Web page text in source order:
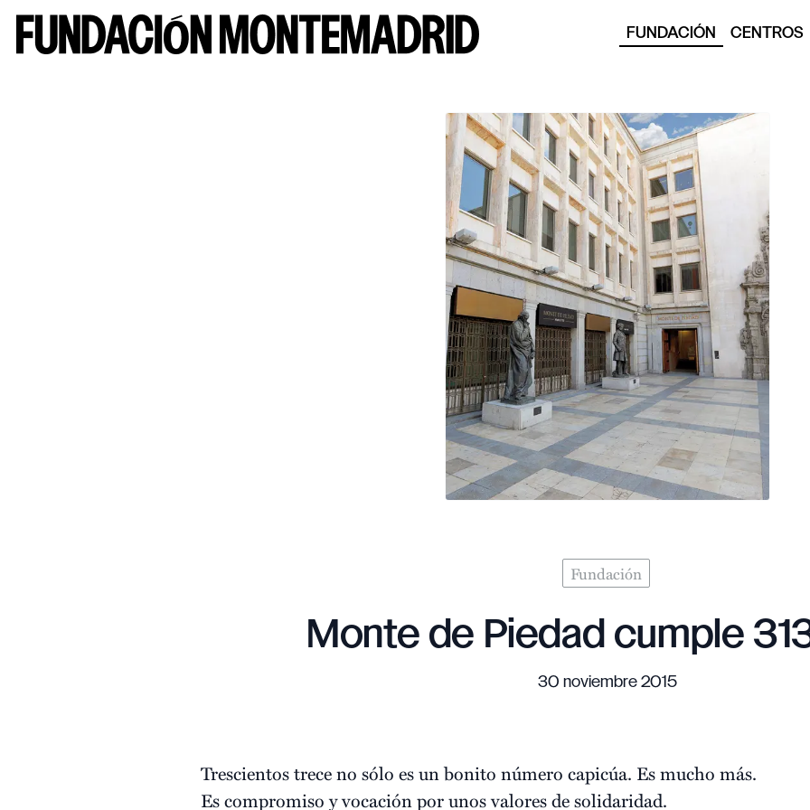
FUNDACIÓN CENTROS
Fundación
Monte de Piedad cumple
30 noviembre 2015
Trescientos trece no sólo es un bonito número capicúa. Es mucho más.
Es compromiso y vocación por unos valores de solidaridad.